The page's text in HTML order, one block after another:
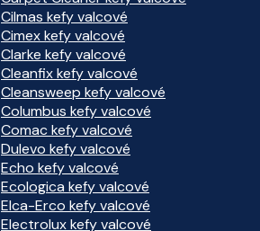
Cilmas kefy valcové
Cimex kefy valcové
Clarke kefy valcové
Cleanfix kefy valcové
Cleansweep kefy valcové
Columbus kefy valcové
Comac kefy valcové
Dulevo kefy valcové
Echo kefy valcové
Ecologica kefy valcové
Elca-Erco kefy valcové
Electrolux kefy valcové